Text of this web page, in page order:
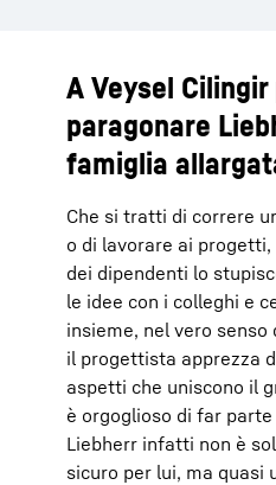
A Veysel Cilingir
paragonare
famiglia
Che si tratti di correre
o di lavorare ai
dei dipendenti lo
le idee con i colleghi e
insieme, nel vero senso
il progettista apprezza
aspetti che uniscono il
è orgoglioso di far
Liebherr infatti non è
sicuro per lui, ma quasi